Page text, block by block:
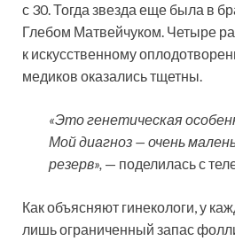
с 30. Тогда звезда еще была в
Глебом Матвейчуком. Четыре
к искусственному
медиков оказались тщетны.
«Это генетическая
Мой диагноз — очень
резерв», — поделилась с
Как объясняют гинекологи, у
лишь ограниченный запас